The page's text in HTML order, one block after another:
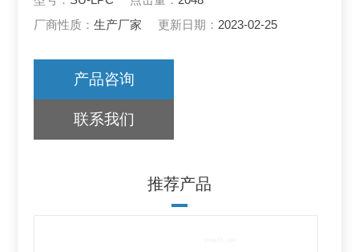
厂商性质：生产厂家 更新日期： 2023-02-25
产品咨询
联系我们
推荐产品